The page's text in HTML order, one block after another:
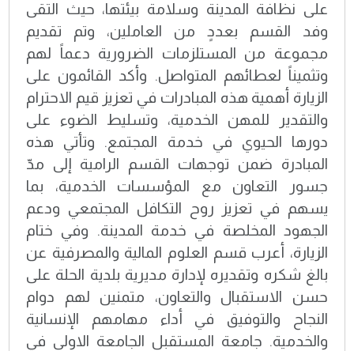
على نظافة المدينة وسلامة بيئتها، حيث التقى
وفد القسم بعددٍ من العاملين، وتم تقديم
مجموعة من المستلزمات الضرورية دعماً لهم
وتثميناً لعطائهم المتواصل. وأكد القائمون على
الزيارة أهمية هذه المبادرات في تعزيز قيم الاحترام
والتقدير للمهن الخدمية، وتسليط الضوء على
دورها الحيوي في خدمة المجتمع. وتأتي هذه
المبادرة ضمن توجهات القسم الرامية إلى مدّ
جسور التعاون مع المؤسسات الخدمية، بما
يسهم في تعزيز روح التكافل المجتمعي ودعم
الجهود المخلصة في خدمة المدينة. وفي ختام
الزيارة، أعرب قسم العلوم المالية والمصرفية عن
بالغ شكره وتقديره لإدارة مديرية بلدية الحلة على
حسن الاستقبال والتعاون، متمنين لهم دوام
النجاح والتوفيق في أداء مهامهم الإنسانية
والخدمية. جامعة المستقبل الجامعة الاولى في